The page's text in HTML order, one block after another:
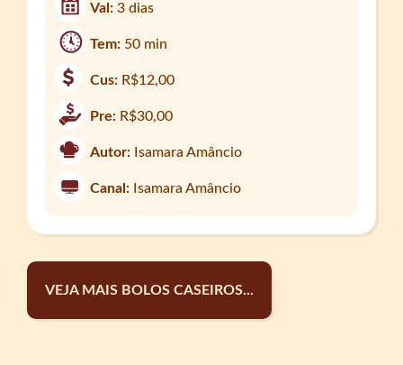
Val:3 dias
Tem: 50 min
Cus: R$12,00
Pre: R$30,00
Autor: Isamara Amâncio
Canal: Isamara Amâncio
VEJA MAIS BOLOS CASEIROS...